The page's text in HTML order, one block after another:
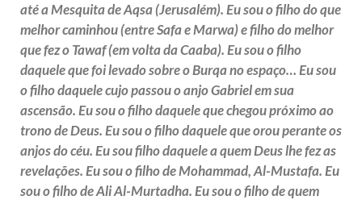
até a Mesquita de Aqsa (Jerusalém). Eu sou o filho do que
melhor caminhou (entre Safa e Marwa) e filho do melhor
que fez o Tawaf (em volta da Caaba). Eu sou o filho
daquele que foi levado sobre o Burqa no espaço… Eu sou
o filho daquele cujo passou o anjo Gabriel em sua
ascensão. Eu sou o filho daquele que chegou próximo ao
trono de Deus. Eu sou o filho daquele que orou perante os
anjos do céu. Eu sou filho daquele a quem Deus lhe fez as
revelações. Eu sou o filho de Mohammad, Al-Mustafa. Eu
sou o filho de Ali Al-Murtadha. Eu sou o filho de quem